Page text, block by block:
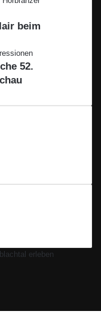
beim
52.
erleben